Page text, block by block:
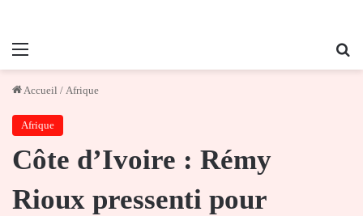
Menu
Accueil / Afrique
Afrique
Côte d’Ivoire : Rémy
Rioux pressenti pour